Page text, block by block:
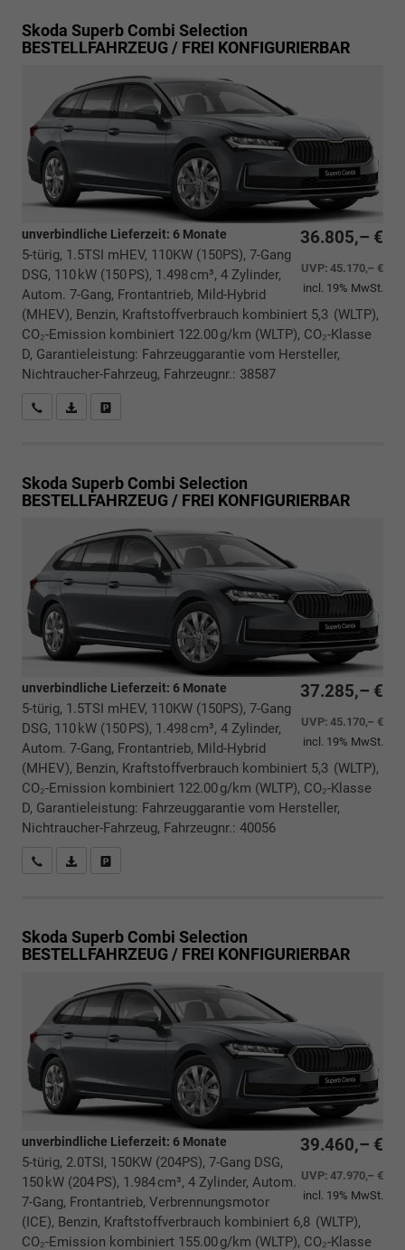
Skoda Superb Combi Selection
BESTELLFAHRZEUG / FREI KONFIGURIERBAR
36.805,– €
UVP:45.170,– €
incl. 19% MwSt.
unverbindliche Lieferzeit: 6 Monate
5-türig, 1.5TSI mHEV, 110KW (150PS), 7-Gang
DSG, 110 kW (150 PS), 1.498 cm³, 4 Zylinder,
Autom. 7-Gang, Frontantrieb, Mild-Hybrid
(MHEV), Benzin, Kraftstoffverbrauch kombiniert 5,3 (WLTP),
CO₂-Emission kombiniert 122.00 g/km (WLTP), CO₂-Klasse
D, Garantieleistung: Fahrzeuggarantie vom Hersteller,
Nichtraucher-Fahrzeug, Fahrzeugnr.: 38587
Rückrufbitte absenden
PDF-Datei, Fahrzeugexposé drucken
Skoda Superb Combi Selection
BESTELLFAHRZEUG / FREI KONFIGURIERBAR
37.285,– €
UVP:45.170,– €
incl. 19% MwSt.
unverbindliche Lieferzeit: 6 Monate
5-türig, 1.5TSI mHEV, 110KW (150PS), 7-Gang
DSG, 110 kW (150 PS), 1.498 cm³, 4 Zylinder,
Autom. 7-Gang, Frontantrieb, Mild-Hybrid
(MHEV), Benzin, Kraftstoffverbrauch kombiniert 5,3 (WLTP),
CO₂-Emission kombiniert 122.00 g/km (WLTP), CO₂-Klasse
D, Garantieleistung: Fahrzeuggarantie vom Hersteller,
Nichtraucher-Fahrzeug, Fahrzeugnr.: 40056
Rückrufbitte absenden
PDF-Datei, Fahrzeugexposé drucken
Skoda Superb Combi Selection
BESTELLFAHRZEUG / FREI KONFIGURIERBAR
39.460,– €
UVP:47.970,– €
incl. 19% MwSt.
unverbindliche Lieferzeit: 6 Monate
5-türig, 2.0TSI, 150KW (204PS), 7-Gang DSG,
150 kW (204 PS), 1.984 cm³, 4 Zylinder, Autom.
7-Gang, Frontantrieb, Verbrennungsmotor
(ICE), Benzin, Kraftstoffverbrauch kombiniert 6,8 (WLTP),
CO₂-Emission kombiniert 155.00 g/km (WLTP), CO₂-Klasse